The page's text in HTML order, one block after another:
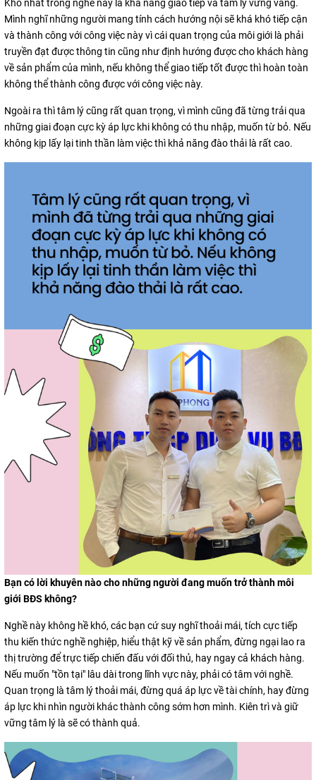
Khó nhất trong nghề này là khả năng giao tiếp và tâm lý vững vàng.
Mình nghĩ những người mang tính cách hướng nội sẽ khá khó tiếp cận
và thành công với công việc này vì cái quan trọng của môi giới là phải
truyền đạt được thông tin cũng như định hướng được cho khách hàng
về sản phẩm của mình, nếu không thể giao tiếp tốt được thì hoàn toàn
không thể thành công được với công việc này.
Ngoài ra thì tâm lý cũng rất quan trọng, vì mình cũng đã từng trải qua
những giai đoạn cực kỳ áp lực khi không có thu nhập, muốn từ bỏ. Nếu
không kịp lấy lại tinh thần làm việc thì khả năng đào thải là rất cao.
Bạn có lời khuyên nào cho những người đang muốn trở thành môi
giới BĐS không?
Nghề này không hề khó, các bạn cứ suy nghĩ thoải mái, tích cực tiếp
thu kiến thức nghề nghiệp, hiểu thật kỹ về sản phẩm, đừng ngại lao ra
thị trường để trực tiếp chiến đấu với đối thủ, hay ngay cả khách hàng.
Nếu muốn "tồn tại" lâu dài trong lĩnh vực này, phải có tâm với nghề.
Quan trọng là tâm lý thoải mái, đừng quá áp lực về tài chính, hay đừng
áp lực khi nhìn người khác thành công sớm hơn mình. Kiên trì và giữ
vững tâm lý là sẽ có thành quả.